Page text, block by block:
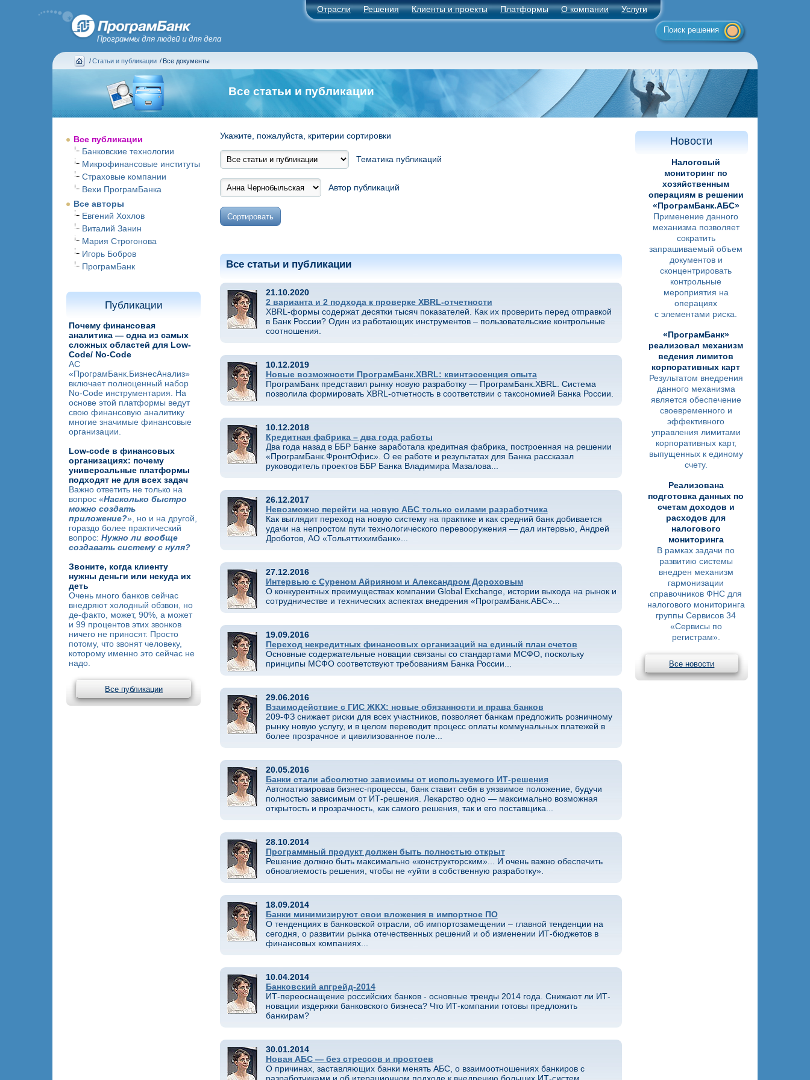
Поиск решения
Отрасли Решения Клиенты и проекты Платформы О компании Услуги
/Статьи и публикации / Все документы
Все статьи и публикации
Все публикации
Банковские технологии
Микрофинансовые институты
Страховые компании
Вехи ПрограмБанка
Все авторы
Евгений Хохлов
Виталий Занин
Мария Строгонова
Игорь Бобров
ПрограмБанк
Публикации
Почему финансовая
аналитика — одна из самых
сложных областей для Low-
Code/ No-Code
АС
«ПрограмБанк.БизнесАнализ»
включает полноценный набор
No-Code инструментария. На
основе этой платформы ведут
свою финансовую аналитику
многие значимые финансовые
организации.
Low-code в финансовых
организациях: почему
универсальные платформы
подходят не для всех задач
Важно ответить не только на
вопрос «Насколько быстро
можно создать
приложение?», но и на другой,
гораздо более практический
вопрос:Нужно ли вообще
создавать систему с нуля?
Звоните, когда клиенту
нужны деньги или некуда их
деть
Очень много банков сейчас
внедряют холодный обзвон, но
де-факто, может, 90%, а может
и 99 процентов этих звонков
ничего не приносят. Просто
потому, что звонят человеку,
которому именно это сейчас не
надо.
Все публикации
Укажите, пожалуйста, критерии сортировки
Тематика публикаций
Автор публикаций
Все статьи и публикации
21.10.2020
2 варианта и 2 подхода к проверке XBRL-отчетности
XBRL-формы содержат десятки тысяч показателей. Как их проверить перед отправкой
в Банк России? Один из работающих инструментов – пользовательские контрольные
соотношения.
10.12.2019
Новые возможности ПрограмБанк.XBRL: квинтэссенция опыта
ПрограмБанк представил рынку новую разработку — ПрограмБанк.XBRL. Система
позволила формировать XBRL-отчетность в соответствии с таксономией Банка России.
10.12.2018
Кредитная фабрика – два года работы
Два года назад в ББР Банке заработала кредитная фабрика, построенная на решении
«ПрограмБанк.ФронтОфис». О ее работе и результатах для Банка рассказал
руководитель проектов ББР Банка Владимира Мазалова...
26.12.2017
Невозможно перейти на новую АБС только силами разработчика
Как выглядит переход на новую систему на практике и как средний банк добивается
удачи на непростом пути технологического перевооружения — дал интервью, Андрей
Дроботов, АО «Тольяттихимбанк»...
27.12.2016
Интервью с Суреном Айрияном и Александром Дороховым
О конкурентных преимуществах компании Global Exchange, истории выхода на рынок и
сотрудничестве и технических аспектах внедрения «ПрограмБанк.АБС»...
19.09.2016
Переход некредитных финансовых организаций на единый план счетов
Основные содержательные новации связаны со стандартами МСФО, поскольку
принципы МСФО соответствуют требованиям Банка России...
29.06.2016
Взаимодействие с ГИС ЖКХ: новые обязанности и права банков
209-ФЗ снижает риски для всех участников, позволяет банкам предложить розничному
рынку новую услугу, и в целом переводит процесс оплаты коммунальных платежей в
более прозрачное и цивилизованное поле...
20.05.2016
Банки стали абсолютно зависимы от используемого ИТ-решения
Автоматизировав бизнес-процессы, банк ставит себя в уязвимое положение, будучи
полностью зависимым от ИТ-решения. Лекарство одно — максимально возможная
открытость и прозрачность, как самого решения, так и его поставщика...
28.10.2014
Программный продукт должен быть полностью открыт
Решение должно быть максимально «конструкторским»... И очень важно обеспечить
обновляемость решения, чтобы не «уйти в собственную разработку».
18.09.2014
Банки минимизируют свои вложения в импортное ПО
О тенденциях в банковской отрасли, об импортозамещении – главной тенденции на
сегодня, о развитии рынка отечественных решений и об изменении ИТ-бюджетов в
финансовых компаниях...
10.04.2014
Банковский апгрейд-2014
ИТ-переоснащение российских банков - основные тренды 2014 года. Снижают ли ИТ-
новации издержки банковского бизнеса? Что ИТ-компании готовы предложить
банкирам?
30.01.2014
Новая АБС — без стрессов и простоев
О причинах, заставляющих банки менять АБС, о взаимоотношениях банкиров с
Новости
Налоговый
мониторинг по
хозяйственным
операциям в решении
«ПрограмБанк.АБС»
Применение данного
механизма позволяет
сократить
запрашиваемый объем
документов и
сконцентрировать
контрольные
мероприятия на
операциях
с элементами риска.
«ПрограмБанк»
реализовал механизм
ведения лимитов
корпоративных карт
Результатом внедрения
данного механизма
является обеспечение
своевременного и
эффективного
управления лимитами
корпоративных карт,
выпущенных к единому
счету.
Реализована
подготовка данных по
счетам доходов и
расходов для
налогового
мониторинга
В рамках задачи по
развитию системы
внедрен механизм
гармонизации
справочников ФНС для
налогового мониторинга
группы Сервисов 34
«Сервисы по
регистрам».
Все новости